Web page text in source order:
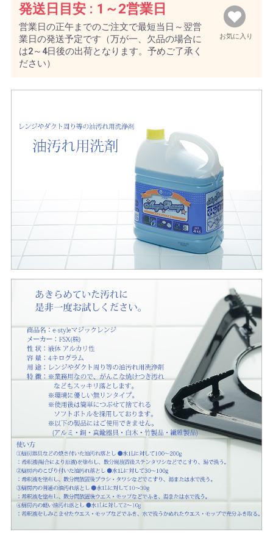
お気に入り
発送日目安 : 1～2営業日
営業日の正午までのご注文で最短当日～翌営
業日の発送予定です（万が一、欠品の場合に
は2～4日後の出荷となります。予めご了承く
ださい）